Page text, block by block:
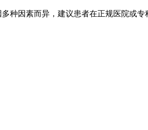
因素而异，建议患者在正规医院或专